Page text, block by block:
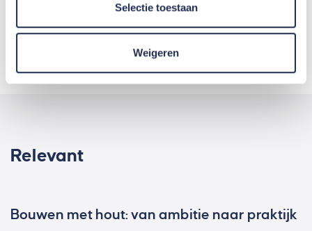
Selectie toestaan
Weigeren
Relevant
Bouwen met hout: van ambitie naar praktijk